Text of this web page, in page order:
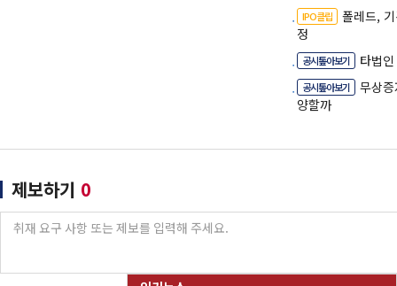
IPO클립
폴레드,
정
공시톺아보기 타법
공시톺아보기
무상
양할까
제보하기 0